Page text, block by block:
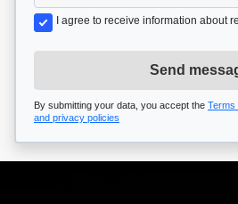
I agree to receive information about
Send
By submitting your data, you accept the Terms
and privacy policies